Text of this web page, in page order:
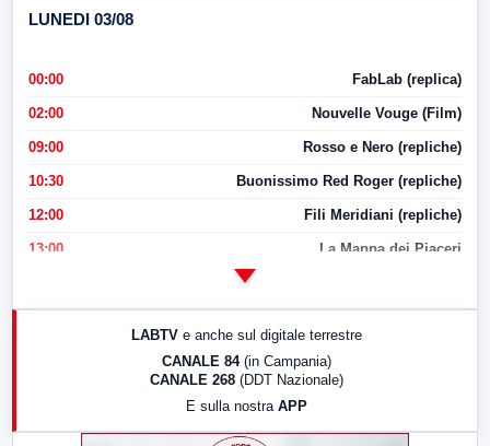
LUNEDI 03/08
00:00 FabLab (replica)
02:00 Nouvelle Vouge (Film)
09:00 Rosso e Nero (repliche)
10:30 Buonissimo Red Roger (repliche)
12:00 Fili Meridiani (repliche)
13:00 La Mappa dei Piaceri
17:00 LabNews (replica)
LABTV e anche sul digitale terrestre
CANALE 84 (in Campania)
CANALE 268 (DDT Nazionale)
E sulla nostra APP